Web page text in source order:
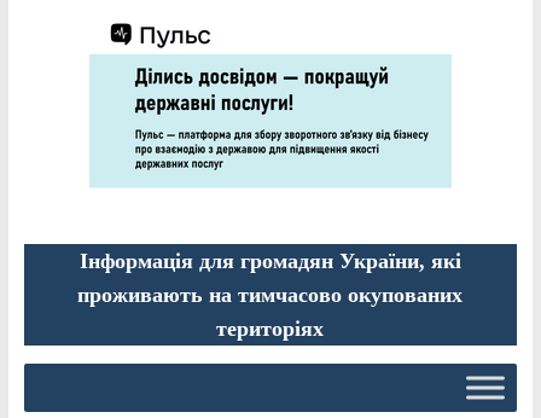
Інформація для громадян України, які
проживають на тимчасово окупованих
територіях